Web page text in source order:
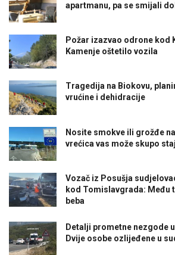
apartmanu, pa se smijali
Požar izazvao odrone kod
Kamenje oštetilo vozila
Tragedija na Biokovu,
vrućine i dehidracije
Nosite smokve ili grožđe
vrećica vas može skupo
Vozač iz Posušja
kod Tomislavgrada: Među
beba
Detalji prometne nezgode
Dvije osobe ozlijeđene u